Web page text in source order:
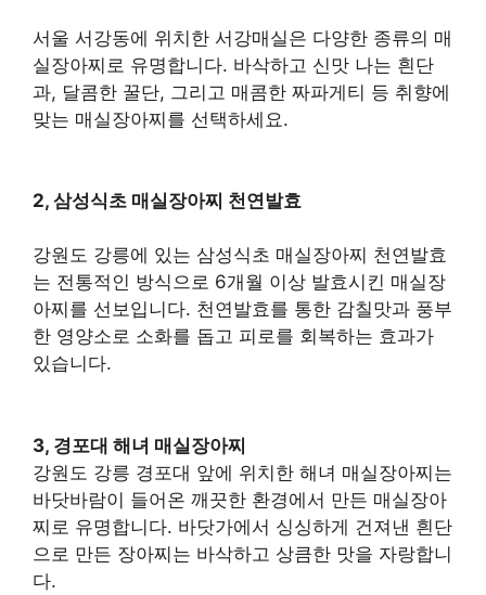
서울 서강동에 위치한 서강매실은 다양한 종류의 매
실장아찌로 유명합니다. 바삭하고 신맛 나는 흰단
과, 달콤한 꿀단, 그리고 매콤한 짜파게티 등 취향에
맞는 매실장아찌를 선택하세요.
2, 삼성식초 매실장아찌 천연발효
강원도 강릉에 있는 삼성식초 매실장아찌 천연발효
는 전통적인 방식으로 6개월 이상 발효시킨 매실장
아찌를 선보입니다. 천연발효를 통한 감칠맛과 풍부
한 영양소로 소화를 돕고 피로를 회복하는 효과가
있습니다.
3, 경포대 해녀 매실장아찌
강원도 강릉 경포대 앞에 위치한 해녀 매실장아찌는
바닷바람이 들어온 깨끗한 환경에서 만든 매실장아
찌로 유명합니다. 바닷가에서 싱싱하게 건져낸 흰단
으로 만든 장아찌는 바삭하고 상큼한 맛을 자랑합니
다.